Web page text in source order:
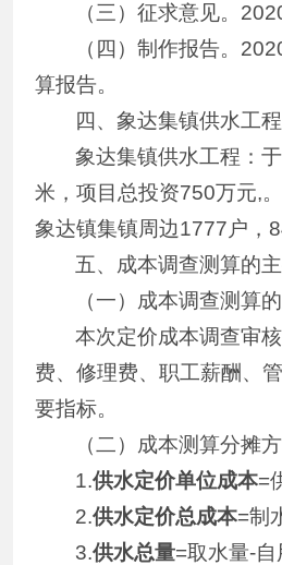
（三）征求意见。
（四）制作报告。
算报告。
四、象达集镇供水工
象达集镇供水工程：
米，项目总投资750万元,
象达镇集镇周边1777户，
五、成本调查测算的
（一）成本调查测算
本次定价成本调查审
费、修理费、职工薪酬、管
要指标。
（二）成本测算分摊
1.供水定价单位成本=
2.供水定价总成本=制
3.供水总量=取水量-自